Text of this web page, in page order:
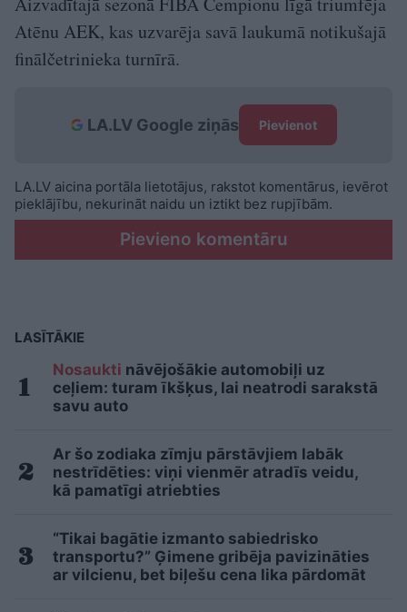
Atēnu AEK, kas uzvarēja savā laukumā notikušajā
finālčetrinieka turnīrā.
LA.LV Google ziņās Pievienot
LA.LV aicina portāla lietotājus, rakstot komentārus, ievērot
pieklājību, nekurināt naidu un iztikt bez rupjībām.
Pievieno komentāru
LASĪTĀKIE
Nosaukti nāvējošākie automobiļi uz
ceļiem: turam īkšķus, lai neatrodi sarakstā
savu auto
Ar šo zodiaka zīmju pārstāvjiem labāk
nestrīdēties: viņi vienmēr atradīs veidu,
kā pamatīgi atriebties
“Tikai bagātie izmanto sabiedrisko
transportu?” Ģimene gribēja pavizināties
ar vilcienu, bet biļešu cena lika pārdomāt